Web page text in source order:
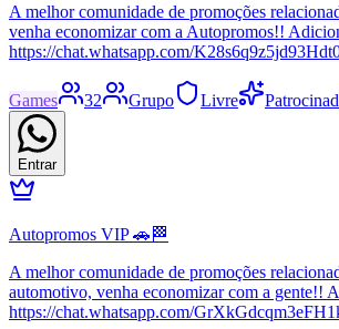
A melhor comunidade de promoções
venha economizar com a Autopromos!!
https://chat.whatsapp.com/
Games 32 Grupo Livre
Entrar
Autopromos VIP 🚗🏁
A melhor comunidade de promoções
automotivo, venha economizar com a gente!!
https://chat.whatsapp.com/